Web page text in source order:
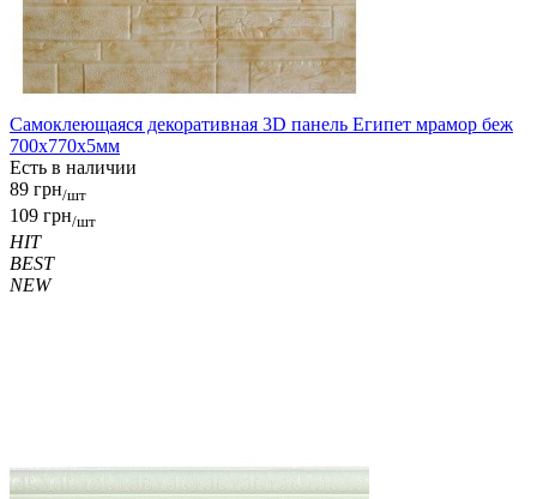
Самоклеющаяся декоративная 3D панель Египет мрамор беж
700x770x5мм
Есть в наличии
89 грн/шт
109 грн/шт
HIT
BEST
NEW